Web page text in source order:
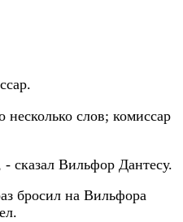
слов; комиссар
сказал Вильфор Дантесу.
бросил на Вильфора